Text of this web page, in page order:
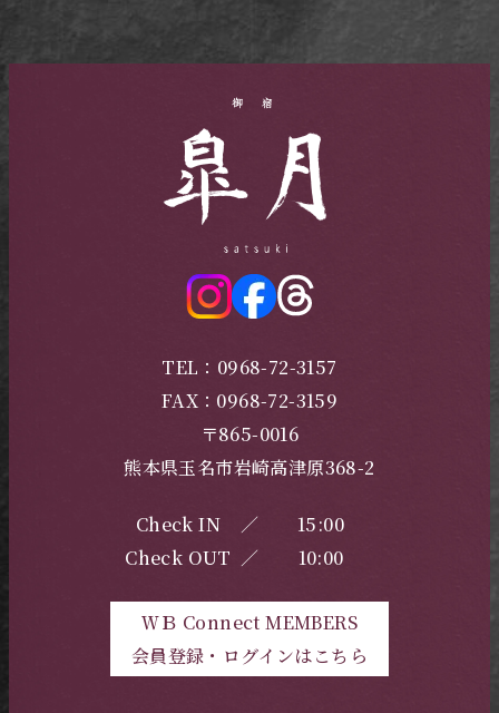
TEL：0968-72-3157
FAX：0968-72-3159
〒865-0016
熊本県玉名市岩崎高津原368-2
Check IN ／
15:00
Check OUT ／ 10:00
ＷＢ Connect MEMBERS
会員登録・ログインはこちら